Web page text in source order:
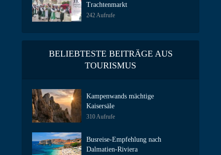
Trachtenmarkt
242 Aufrufe
BELIEBTESTE BEITRÄGE AUS
TOURISMUS
Kampenwands mächtige
Kaisersäle
310 Aufrufe
Busreise-Empfehlung nach
Dalmatien-Riviera